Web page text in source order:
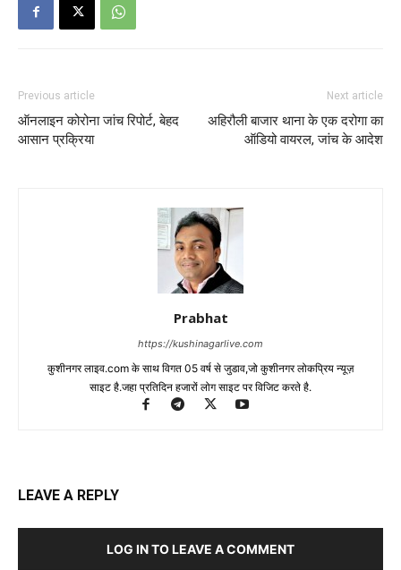
Previous article
ऑनलाइन कोरोना जांच रिपोर्ट, बेहद
आसान प्रक्रिया
Next article
अहिरौली बाजार थाना के एक दरोगा का
ऑडियो वायरल, जांच के आदेश
Prabhat
https://kushinagarlive.com
कुशीनगर लाइव.com के साथ विगत 05 वर्ष से जुडाव,जो कुशीनगर लोकप्रिय न्यूज़
साइट है.जहा प्रतिदिन हजारों लोग साइट पर विजिट करते है.
LEAVE A REPLY
LOG IN TO LEAVE A COMMENT